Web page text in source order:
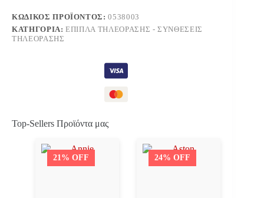
ΚΩΔΙΚΌΣ ΠΡΟΪΌΝΤΟΣ:0538003
ΚΑΤΗΓΟΡΊΑ:ΈΠΙΠΛΑ ΤΗΛΕΌΡΑΣΗΣ - ΣΥΝΘΈΣΕΙΣ
ΤΗΛΕΌΡΑΣΗΣ
Top-Sellers Προϊόντα μας
21% OFF 24% OFF